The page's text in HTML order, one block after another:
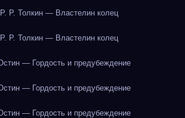
Р. Толкин — Властелин колец
Р. Толкин — Властелин колец
— Гордость и предубеждение
— Гордость и предубеждение
— Гордость и предубеждение